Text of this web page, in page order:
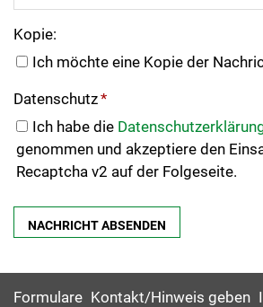
Kopie:
Ich möchte eine Kopie der
Datenschutz*
Ich habe die
genommen und akzeptiere den
Recaptcha v2 auf der Folgeseite.
Formulare Kontakt/Hinweis geben